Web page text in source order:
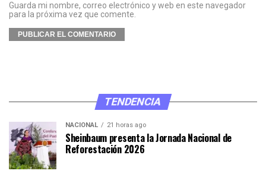
Guarda mi nombre, correo electrónico y web en este navegador
para la próxima vez que comente.
TENDENCIA
NACIONAL 21 horas ago
Sheinbaum presenta la Jornada Nacional de
Reforestación 2026